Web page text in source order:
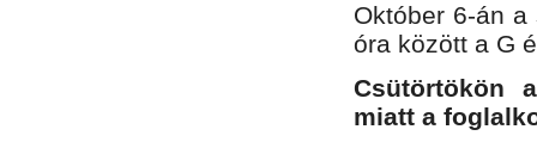
Október 6-án
óra között a G
Csütörtökön
miatt a